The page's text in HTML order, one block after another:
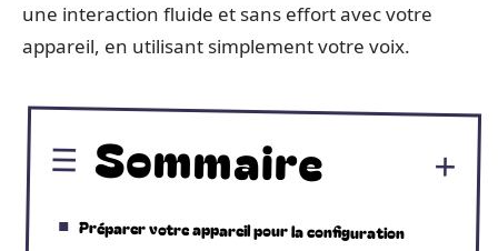
une interaction fluide et sans effort avec votre
appareil, en utilisant simplement votre voix.
Sommaire
Préparer votre appareil pour la configuration